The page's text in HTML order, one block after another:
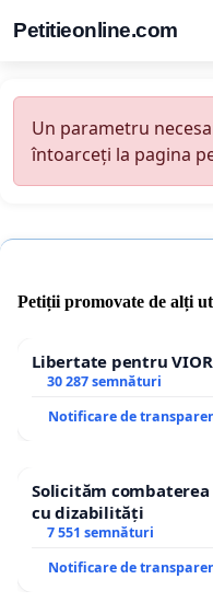
Petitieonline.com
Un parametru
întoarceți la pagina
Petiții promovate de alți
Libertate pentru
30 287 semnături
Notificare de
Solicităm
cu dizabilități
7 551 semnături
Notificare de